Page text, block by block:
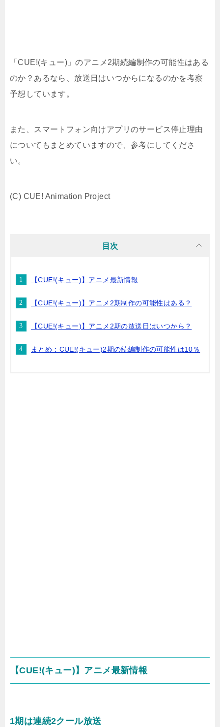
「CUE!(キュー)」のアニメ2期続編制作の可能性はある
のか？あるなら、放送日はいつからになるのかを考察
予想しています。
また、スマートフォン向けアプリのサービス停止理由
についてもまとめていますので、参考にしてくださ
い。
(C) CUE! Animation Project
目次
【CUE!(キュー)】アニメ最新情報
【CUE!(キュー)】アニメ2期制作の可能性はある？
【CUE!(キュー)】アニメ2期の放送日はいつから？
まとめ：CUE!(キュー)2期の続編制作の可能性は10％
【CUE!(キュー)】アニメ最新情報
1期は連続2クール放送